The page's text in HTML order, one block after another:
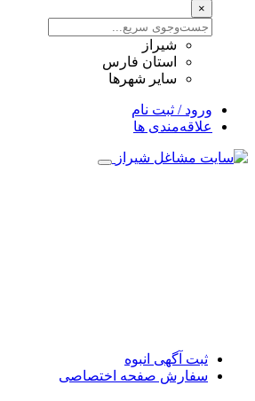
×
شیراز
استان فارس
سایر شهرها
ورود / ثبت نام
علاقه‌مندی ها
ثبت آگهی انبوه
سفارش صفحه اختصاصی